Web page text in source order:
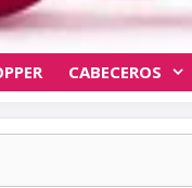
CABECEROS